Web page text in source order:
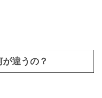
違うの？